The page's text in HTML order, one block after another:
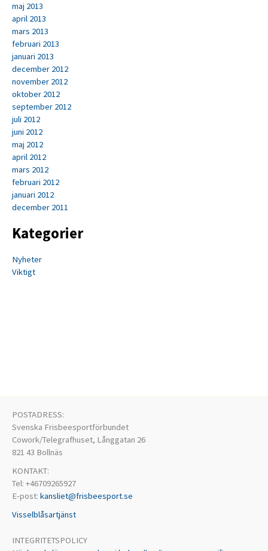
maj 2013
april 2013
mars 2013
februari 2013
januari 2013
december 2012
november 2012
oktober 2012
september 2012
juli 2012
juni 2012
maj 2012
april 2012
mars 2012
februari 2012
januari 2012
december 2011
Kategorier
Nyheter
Viktigt
POSTADRESS:
Svenska Frisbeesportförbundet
Cowork/Telegrafhuset, Långgatan 26
821 43 Bollnäs
KONTAKT:
Tel: +46709265927
E-post: kansliet@frisbeesport.se
Visselblåsartjänst
INTEGRITETSPOLICY